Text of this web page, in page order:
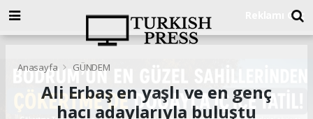
Anasayfa GÜNDEM
Ali Erbaş en yaşlı ve en genç
hacı adaylarıyla buluştu